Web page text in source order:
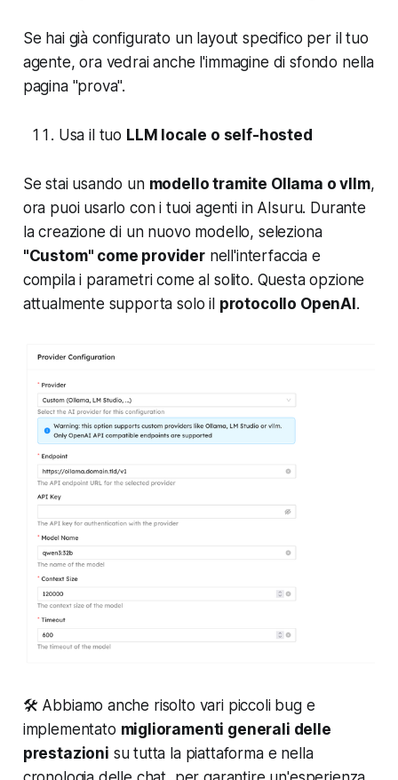
Se hai già configurato un layout specifico per il tuo
agente, ora vedrai anche l'immagine di sfondo nella
pagina "prova".
Usa il tuo LLM locale o self-hosted
Se stai usando un modello tramite Ollama o vllm,
ora puoi usarlo con i tuoi agenti in AIsuru. Durante
la creazione di un nuovo modello, seleziona
"Custom" come providernell'interfaccia e
compila i parametri come al solito. Questa opzione
attualmente supporta solo il protocollo OpenAI.
🛠️ Abbiamo anche risolto vari piccoli bug e
implementato miglioramenti generali delle
prestazioni su tutta la piattaforma e nella